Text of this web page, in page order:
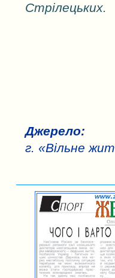
Стрілецьких.
Джерело:
г. «Вільне